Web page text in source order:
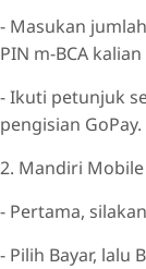
- Masukan
PIN m-BCA
- Ikuti petunjuk
pengisian GoPay.
2. Mandiri Mobile
- Pertama,
- Pilih Bayar, lalu